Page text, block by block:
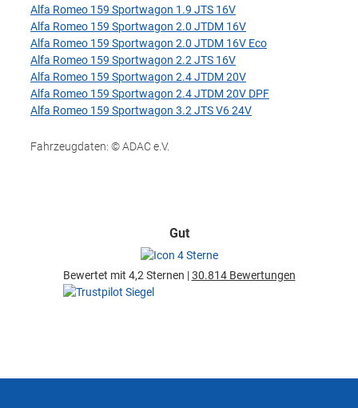
Alfa Romeo 159 Sportwagon 1.9 JTS 16V
Alfa Romeo 159 Sportwagon 2.0 JTDM 16V
Alfa Romeo 159 Sportwagon 2.0 JTDM 16V Eco
Alfa Romeo 159 Sportwagon 2.2 JTS 16V
Alfa Romeo 159 Sportwagon 2.4 JTDM 20V
Alfa Romeo 159 Sportwagon 2.4 JTDM 20V DPF
Alfa Romeo 159 Sportwagon 3.2 JTS V6 24V
Fahrzeugdaten: © ADAC e.V.
Gut
Bewertet mit 4,2 Sternen |30.814 Bewertungen